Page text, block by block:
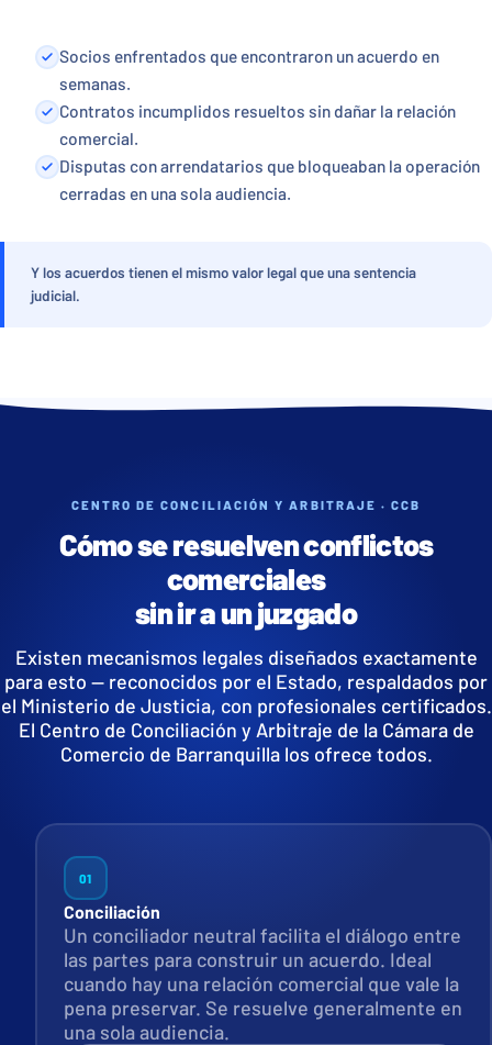
Socios enfrentados que encontraron un acuerdo en
semanas.
Contratos incumplidos resueltos sin dañar la relación
comercial.
Disputas con arrendatarios que bloqueaban la operación
cerradas en una sola audiencia.
Y los acuerdos tienen el mismo valor legal que una sentencia
judicial.
CENTRO DE CONCILIACIÓN Y ARBITRAJE · CCB
Cómo se resuelven conflictos
comerciales
sin ir a un juzgado
Existen mecanismos legales diseñados exactamente
para esto — reconocidos por el Estado, respaldados por
el Ministerio de Justicia, con profesionales certificados.
El Centro de Conciliación y Arbitraje de la Cámara de
Comercio de Barranquilla los ofrece todos.
01
Conciliación
Un conciliador neutral facilita el diálogo entre
las partes para construir un acuerdo. Ideal
cuando hay una relación comercial que vale la
pena preservar. Se resuelve generalmente en
una sola audiencia.